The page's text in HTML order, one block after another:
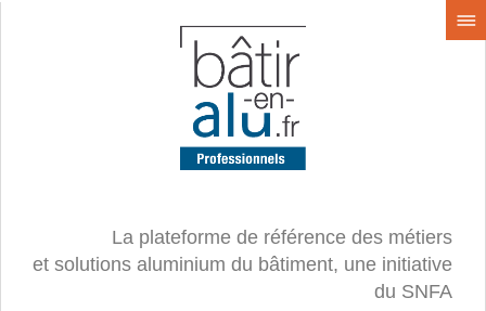
La plateforme de référence des métiers
et solutions aluminium du bâtiment, une initiative
du SNFA